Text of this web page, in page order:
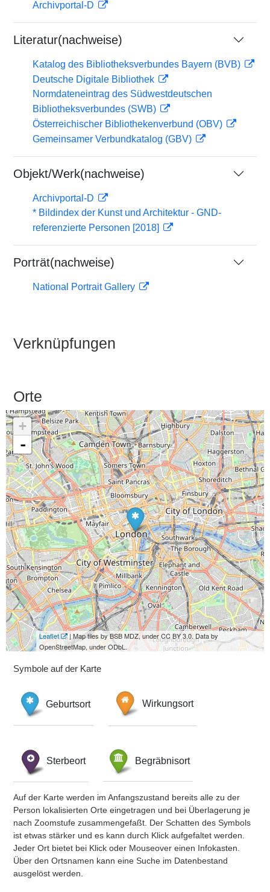
Archivportal-D
Literatur(nachweise)
Katalog des Bibliotheksverbundes Bayern (BVB)
Deutsche Digitale Bibliothek
Normdateneintrag des Südwestdeutschen
Bibliotheksverbundes (SWB)
Österreichischer Bibliothekenverbund (OBV)
Gemeinsamer Verbundkatalog (GBV)
Objekt/Werk(nachweise)
Archivportal-D
* Bildindex der Kunst und Architektur - GND-
referenzierte Personen [2018]
Porträt(nachweise)
National Portrait Gallery
Verknüpfungen
Orte
+
-
Leaflet
| Map tiles by BSB MDZ, under CC BY 3.0. Data by
OpenStreetMap, under ODbL.
Symbole auf der Karte
Geburtsort Wirkungsort
Sterbeort Begräbnisort
Auf der Karte werden im Anfangszustand bereits alle zu der
Person lokalisierten Orte eingetragen und bei Überlagerung je
nach Zoomstufe zusammengefaßt. Der Schatten des Symbols
ist etwas stärker und es kann durch Klick aufgefaltet werden.
Jeder Ort bietet bei Klick oder Mouseover einen Infokasten.
Über den Ortsnamen kann eine Suche im Datenbestand
ausgelöst werden.